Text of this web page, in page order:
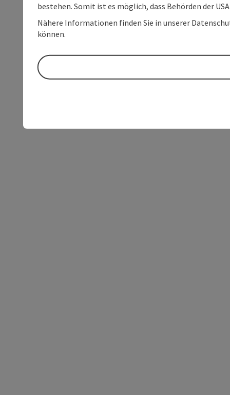
bestehen. Somit ist es möglich, dass Behörden der
Nähere Informationen finden Sie in unserer
können.